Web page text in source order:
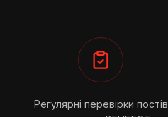
Регулярні перевірки постів